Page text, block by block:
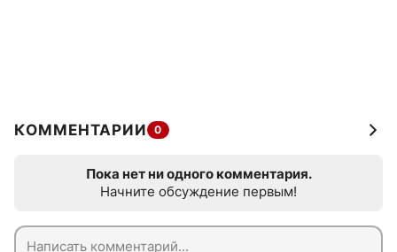
КОММЕНТАРИИ 0
Пока нет ни одного комментария.
Начните обсуждение первым!